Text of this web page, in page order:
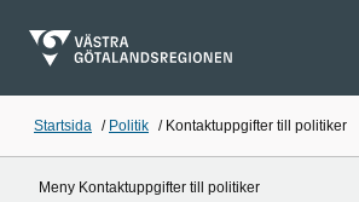
Startsida / Politik / Kontaktuppgifter till politiker
Meny Kontaktuppgifter till politiker